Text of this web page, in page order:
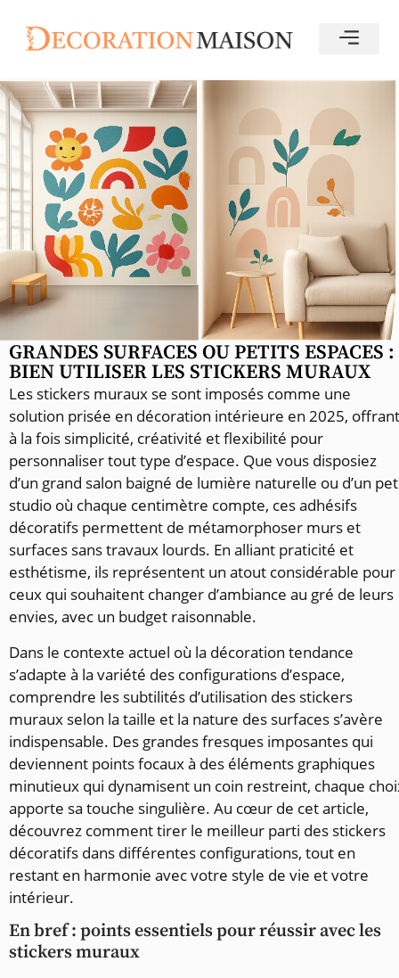
GRANDES SURFACES OU PETITS ESPACES :
BIEN UTILISER LES STICKERS MURAUX
Les stickers muraux se sont imposés comme une
solution prisée en décoration intérieure en 2025, offrant
à la fois simplicité, créativité et flexibilité pour
personnaliser tout type d’espace. Que vous disposiez
d’un grand salon baigné de lumière naturelle ou d’un
studio où chaque centimètre compte, ces adhésifs
décoratifs permettent de métamorphoser murs et
surfaces sans travaux lourds. En alliant praticité et
esthétisme, ils représentent un atout considérable pour
ceux qui souhaitent changer d’ambiance au gré de leurs
envies, avec un budget raisonnable.
Dans le contexte actuel où la décoration tendance
s’adapte à la variété des configurations d’espace,
comprendre les subtilités d’utilisation des stickers
muraux selon la taille et la nature des surfaces s’avère
indispensable. Des grandes fresques imposantes qui
deviennent points focaux à des éléments graphiques
minutieux qui dynamisent un coin restreint, chaque
apporte sa touche singulière. Au cœur de cet article,
découvrez comment tirer le meilleur parti des stickers
décoratifs dans différentes configurations, tout en
restant en harmonie avec votre style de vie et votre
intérieur.
En bref : points essentiels pour réussir avec les
stickers muraux